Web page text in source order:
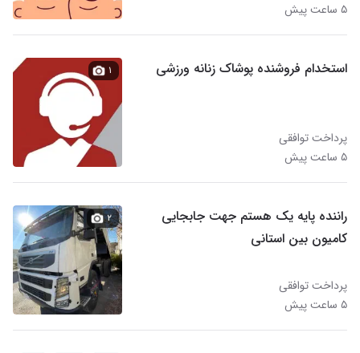
۵ ساعت پیش
استخدام فروشنده پوشاک زنانه ورزشی
پرداخت توافقی
۵ ساعت پیش
۱
راننده پایه یک هستم جهت جابجایی
کامیون بین استانی
پرداخت توافقی
۵ ساعت پیش
۲